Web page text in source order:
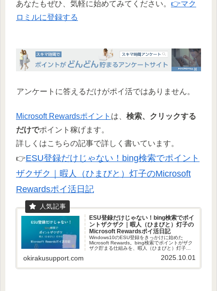
あなたもぜひ、気軽に始めてみてください。 👉マク
ロミルに登録する
アンケートに答えるだけがポイ活ではありません。
Microsoft Rewardsポイント は、 検索、クリックする
だけでポイント稼げます。
詳しくはこちらの記事で詳しく書いています。
👉ESU登録だけじゃない！bing検索でポイント
ザクザク｜暇人（ひまびと）灯子のMicrosoft
Rewardsポイ活日記
ESU登録だけじゃない！bing検索でポイ
ントザクザク｜暇人（ひまびと）灯子の
Microsoft Rewardsポイ活日記
Windows10のESU登録をきっかけに始めた
Microsoft Rewards。bing検索でポイントがザク
ザク貯まる仕組みを、暇人（ひまびと）灯子が
okirakusupport.com 2025.10.01